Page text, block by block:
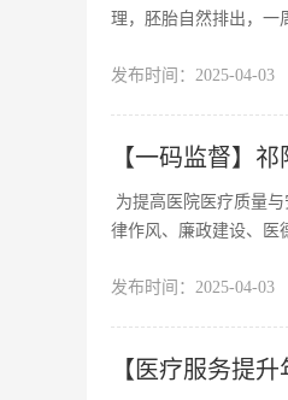
理，胚胎自然排出，一
发布时间： 2025-04-03
【一码监督】
为提高医院医疗质量
律作风、廉政建设、医
发布时间： 2025-04-03
【医疗服务提